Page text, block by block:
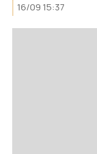
16/09 15:37